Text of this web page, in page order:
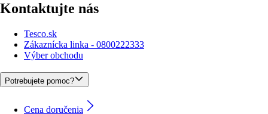
Kontaktujte nás
Tesco.sk
Zákaznícka linka - 0800222333
Výber obchodu
Potrebujete pomoc?
Cena doručenia